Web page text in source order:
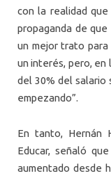
con la realidad
propaganda de
un mejor trato
un interés, pero, en
del 30% del salario
empezando”.
En tanto, Hernán
Educar, señaló
aumentado desde